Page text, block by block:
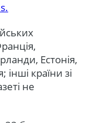
Естонія,
інші країни зі
не